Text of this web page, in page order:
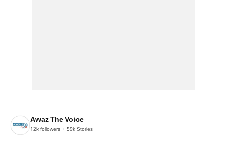
Awaz The Voice
12kfollowers 59kStories